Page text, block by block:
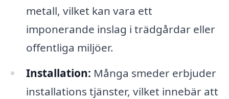
metall, vilket kan vara ett
imponerande inslag i trädgårdar eller
offentliga miljöer.
Installation: Många smeder erbjuder
installations tjänster, vilket innebär att